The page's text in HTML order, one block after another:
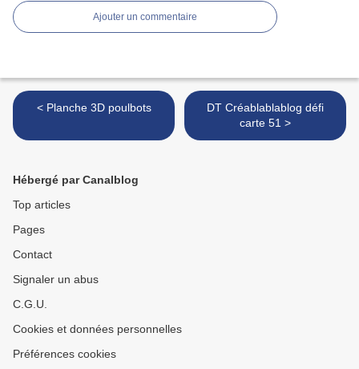
Ajouter un commentaire
< Planche 3D poulbots
DT Créablablablog défi
carte 51 >
Hébergé par Canalblog
Top articles
Pages
Contact
Signaler un abus
C.G.U.
Cookies et données personnelles
Préférences cookies